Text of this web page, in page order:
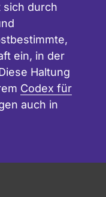
durch
ein, in der
Haltung
Codex für
auch in